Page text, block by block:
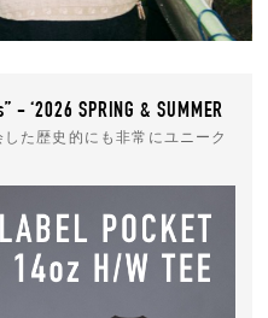
Fails”
Fails”
- ‘2026 SPRING & SUMMER
た歴史的にも非常にユニーク